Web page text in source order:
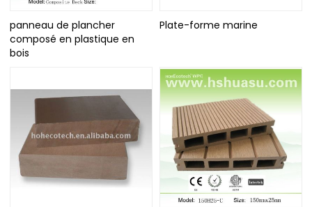
panneau de plancher
composé en plastique en
bois
Plate-forme marine